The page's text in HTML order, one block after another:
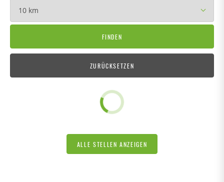
ZURÜCKSETZEN
ALLE STELLEN ANZEIGEN